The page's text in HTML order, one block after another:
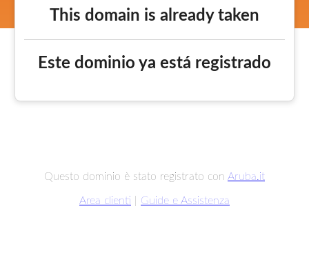
This domain is already taken
Este dominio ya está registrado
Questo dominio è stato registrato con Aruba.it
Area clienti Guide e Assistenza